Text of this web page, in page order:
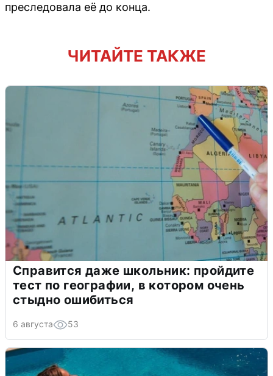
преследовала её до конца.
ЧИТАЙТЕ ТАКЖЕ
Справится даже школьник: пройдите
тест по географии, в котором очень
стыдно ошибиться
6 августа 53